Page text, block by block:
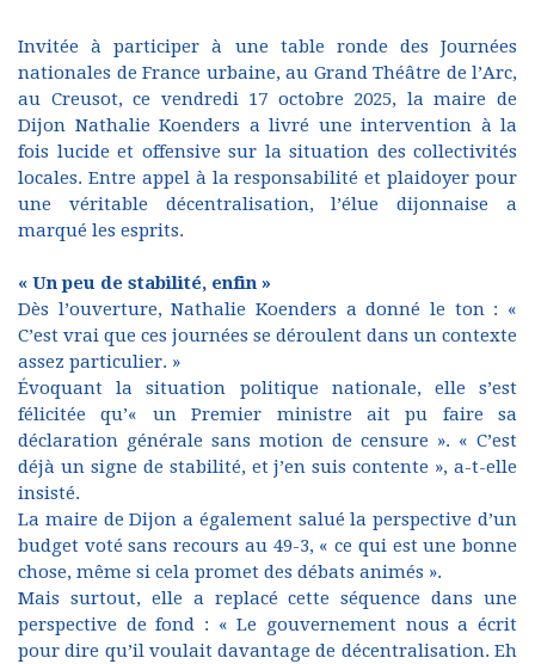
Invitée à participer à une table ronde des Journées
nationales de France urbaine, au Grand Théâtre de l’Arc,
au Creusot, ce vendredi 17 octobre 2025, la maire de
Dijon Nathalie Koenders a livré une intervention à la
fois lucide et offensive sur la situation des collectivités
locales. Entre appel à la responsabilité et plaidoyer pour
une véritable décentralisation, l’élue dijonnaise a
marqué les esprits.
« Un peu de stabilité, enfin »
Dès l’ouverture, Nathalie Koenders a donné le ton : «
C’est vrai que ces journées se déroulent dans un contexte
assez particulier. »
Évoquant la situation politique nationale, elle s’est
félicitée qu’« un Premier ministre ait pu faire sa
déclaration générale sans motion de censure ». « C’est
déjà un signe de stabilité, et j’en suis contente », a-t-elle
insisté.
La maire de Dijon a également salué la perspective d’un
budget voté sans recours au 49-3, « ce qui est une bonne
chose, même si cela promet des débats animés ».
Mais surtout, elle a replacé cette séquence dans une
perspective de fond : « Le gouvernement nous a écrit
pour dire qu’il voulait davantage de décentralisation. Eh